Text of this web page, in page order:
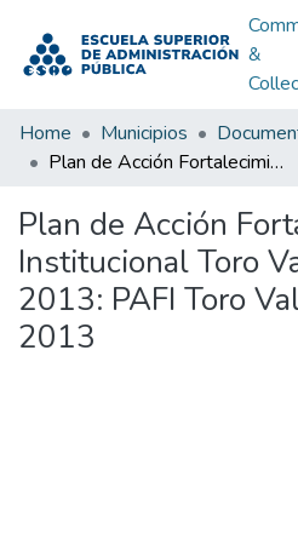
&
Home Municipios
Plan de Acción Fortalecimiento Institucional Toro Valle del Cauca 2013: PAFI Toro Valle del Cauca 2013
Plan de Acción
Institucional Toro
2013: PAFI Toro
2013